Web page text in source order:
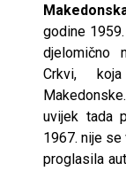
godine
djelomično
Crkvi,
uvijek tada
1967. nije se
proglasila